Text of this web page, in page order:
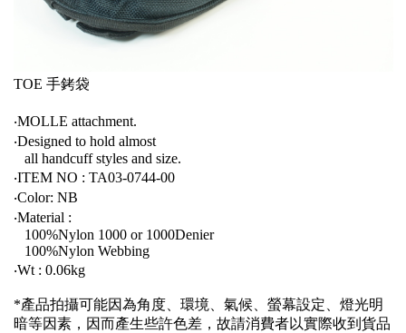
TOE 手銬袋
‧MOLLE attachment.
‧Designed to hold almost
all handcuff styles and size.
‧ITEM NO : TA03-0744-00
‧Color: NB
‧Material :
100%Nylon 1000 or 1000Denier
100%Nylon Webbing
‧Wt : 0.06kg
*產品拍攝可能因為角度、環境、氣候、螢幕設定、燈光明
暗等因素，因而產生些許色差，故請消費者以實際收到貨品